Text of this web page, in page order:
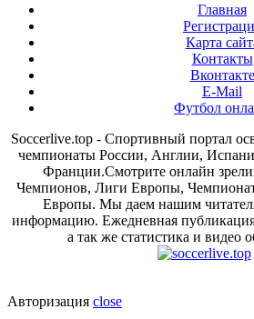
Главная
Карта
Контакты
Вконтакте
E-Mail
Футбол
Soccerlive.top - Спортивный портал
чемпионаты России, Англии,
Франции.Смотрите онлайн
Чемпионов, Лиги Европы,
Европы. Мы даем нашим
информацию. Ежедневная
а так же статистика и видео
Авторизация close